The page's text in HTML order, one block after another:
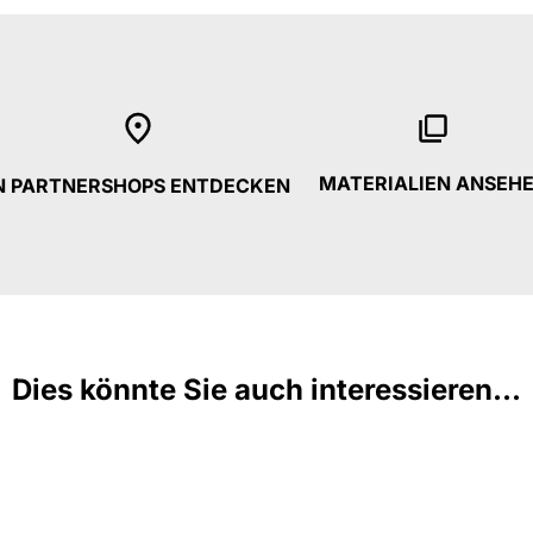
PARTNERSHOPS ENTDECKEN MATERIALIEN
Dies könnte Sie auch interessieren...